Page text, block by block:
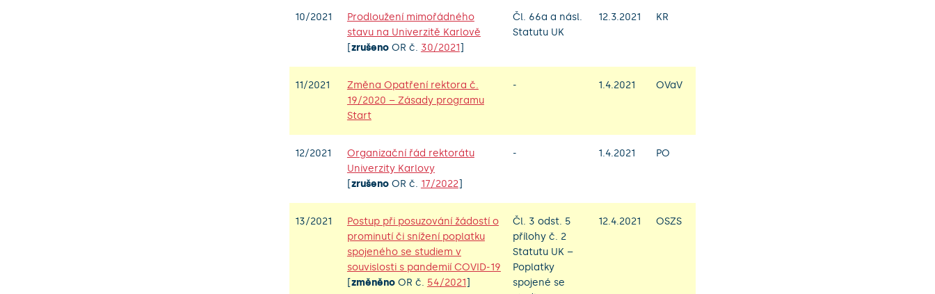
10/2021
Prodloužení mimořádného
stavu na Univerzitě Karlově
[zrušenoOR č. 30/2021]
Čl. 66a a násl.
Statutu UK
12.3.2021 KR
11/2021
Změna Opatření rektora č.
19/2020 – Zásady programu
Start
- 1.4.2021 OVaV
12/2021
Organizační řád rektorátu
Univerzity Karlovy
[zrušenoOR č. 17/2022]
- 1.4.2021 PO
13/2021
Postup při posuzování žádostí o
prominutí či snížení poplatku
spojeného se studiem v
souvislosti s pandemií COVID-19
[změněnoOR č. 54/2021]
Čl. 3 odst. 5
přílohy č. 2
Statutu UK –
Poplatky
spojené se
12.4.2021 OSZS